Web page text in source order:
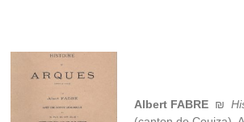
Albert FABRE ₪